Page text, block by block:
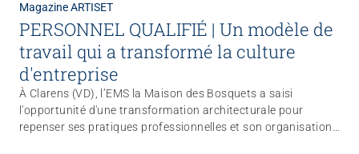
responsabilités.
Magazine ARTISET
PERSONNEL QUALIFIÉ | Un modèle de
travail qui a transformé la culture
d'entreprise
À Clarens (VD), l’EMS la Maison des Bosquets a saisi
l'opportunité d'une transformation architecturale pour
repenser ses pratiques professionnelles et son organisation